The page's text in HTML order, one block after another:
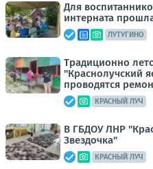
Для
интерната
ЛУТУГИНО
Традиционно
"Краснолучский
проводятся
КРАСНЫЙ ЛУЧ
В ГБДОУ ЛНР
Звездочка"
КРАСНЫЙ ЛУЧ